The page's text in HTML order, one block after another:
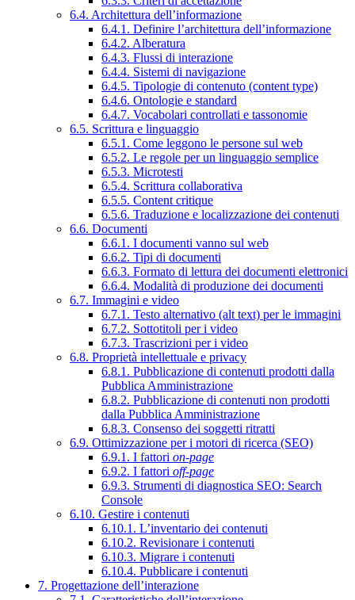
6.4. Architettura dell’informazione
6.4.1. Definire l’architettura dell’informazione
6.4.2. Alberatura
6.4.3. Flussi di interazione
6.4.4. Sistemi di navigazione
6.4.5. Tipologie di contenuto (content type)
6.4.6. Ontologie e standard
6.4.7. Vocabolari controllati e tassonomie
6.5. Scrittura e linguaggio
6.5.1. Come leggono le persone sul web
6.5.2. Le regole per un linguaggio semplice
6.5.3. Microtesti
6.5.4. Scrittura collaborativa
6.5.5. Content critique
6.5.6. Traduzione e localizzazione dei contenuti
6.6. Documenti
6.6.1. I documenti vanno sul web
6.6.2. Tipi di documenti
6.6.3. Formato di lettura dei documenti elettronici
6.6.4. Modalità di produzione dei documenti
6.7. Immagini e video
6.7.1. Testo alternativo (alt text) per le immagini
6.7.2. Sottotitoli per i video
6.7.3. Trascrizioni per i video
6.8. Proprietà intellettuale e privacy
6.8.1. Pubblicazione di contenuti prodotti dalla
Pubblica Amministrazione
6.8.2. Pubblicazione di contenuti non prodotti
dalla Pubblica Amministrazione
6.8.3. Consenso dei soggetti ritratti
6.9. Ottimizzazione per i motori di ricerca (SEO)
6.9.1. I fattori on-page
6.9.2. I fattori off-page
6.9.3. Strumenti di diagnostica SEO: Search
Console
6.10. Gestire i contenuti
6.10.1. L’inventario dei contenuti
6.10.2. Revisionare i contenuti
6.10.3. Migrare i contenuti
6.10.4. Pubblicare i contenuti
7. Progettazione dell’interazione